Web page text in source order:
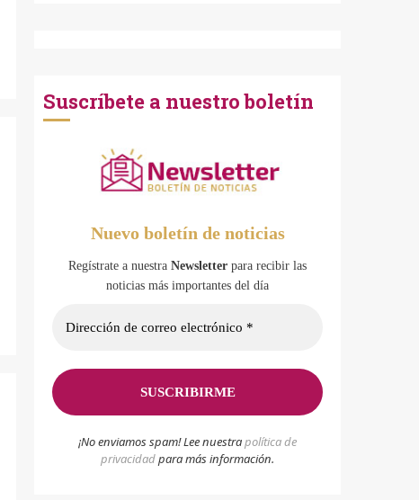
Suscríbete a nuestro boletín
Nuevo boletín de noticias
Regístrate a nuestra Newsletter para recibir las
noticias más importantes del día
¡No enviamos spam! Lee nuestrapolítica de
privacidadpara más información.